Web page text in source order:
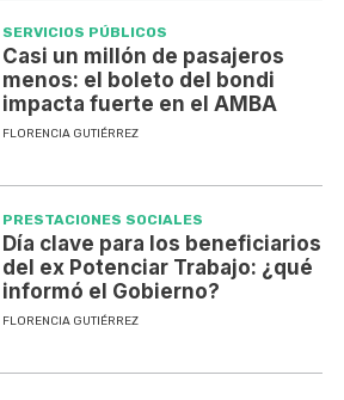
SERVICIOS PÚBLICOS
Casi un millón de pasajeros
menos: el boleto del bondi
impacta fuerte en el AMBA
FLORENCIA GUTIÉRREZ
PRESTACIONES SOCIALES
Día clave para los beneficiarios
del ex Potenciar Trabajo: ¿qué
informó el Gobierno?
FLORENCIA GUTIÉRREZ